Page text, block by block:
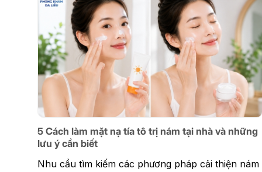
5 Cách làm mặt nạ tía tô trị nám tại nhà và những
lưu ý cần biết
Nhu cầu tìm kiếm các phương pháp cải thiện nám